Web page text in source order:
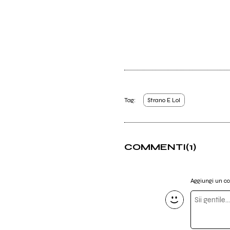
Tag: Strano E Lol
COMMENTI(1)
Aggiungi un